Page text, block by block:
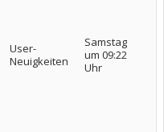
User-
Neuigkeiten
Samstag
um 09:22
Uhr